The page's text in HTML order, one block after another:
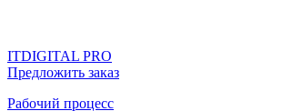
ITDIGITAL PRO
Предложить заказ
Рабочий процесс